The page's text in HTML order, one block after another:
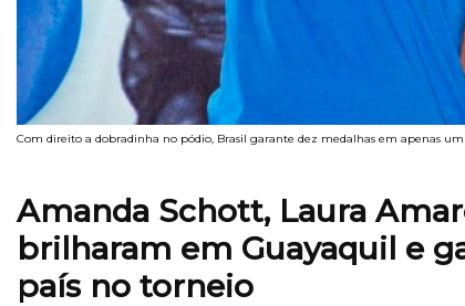
Com direito a dobradinha no pódio, Brasil garante dez medalhas em apenas
Amanda Schott, Laura
brilharam em Guayaquil e
país no torneio